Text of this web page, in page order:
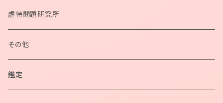
ペンデュラム
ネックレス
ブレスレット
虐待問題研究所
その他
鑑定